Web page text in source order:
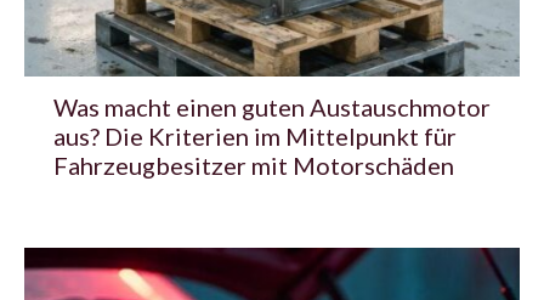
Was macht einen guten Austauschmotor
aus? Die Kriterien im Mittelpunkt für
Fahrzeugbesitzer mit Motorschäden